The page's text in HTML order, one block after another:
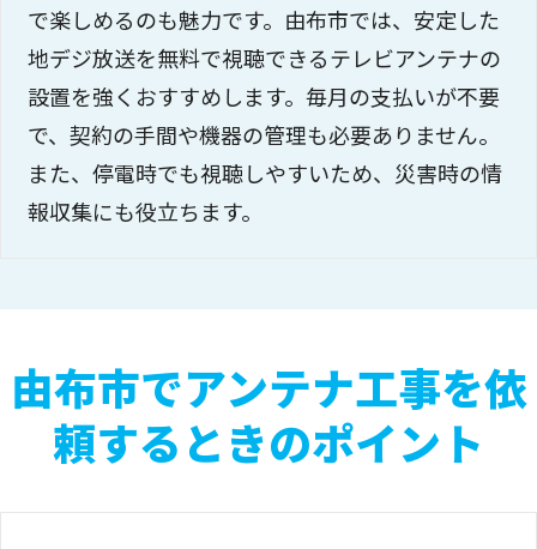
で楽しめるのも魅力です。由布市では、安定した
地デジ放送を無料で視聴できるテレビアンテナの
設置を強くおすすめします。毎月の支払いが不要
で、契約の手間や機器の管理も必要ありません。
また、停電時でも視聴しやすいため、災害時の情
報収集にも役立ちます。
由布市でアンテナ工事を依
頼するときのポイント